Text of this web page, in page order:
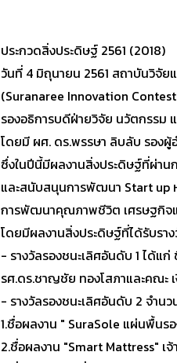
ประกวดสิ่งประดิษฐ์ 2561 (2018)
วันที่ 4 มิถุนายน 2561 สถาบันวิจัย
(Suranaree Innovation
รองอธิการบดีฝ่ายวิจัย นวัตกรรม
โดยมี ผศ. ดร.พรรษา ลิบลับ รองผู้
ซึ่งในปีนี้มีผลงานสิ่งประดิษฐ์ที่ผ่า
และสนับสนุนการพัฒนา Start up
การพัฒนาคุณภาพชีวิต เศรษฐกิจ
โดยมีผลงานสิ่งประดิษฐ์ที่ได้รับรา
- รางวัลรองชนะเลิศอันดับ 1 ได้แ
รศ.ดร.ชาญชัย ทองโสภาและคณะ
- รางวัลรองชนะเลิศอันดับ 2 จำนว
1.ชื่อผลงาน " SuraSole แผ่นพื้นร
2.ชื่อผลงาน "Smart Mattress" เ